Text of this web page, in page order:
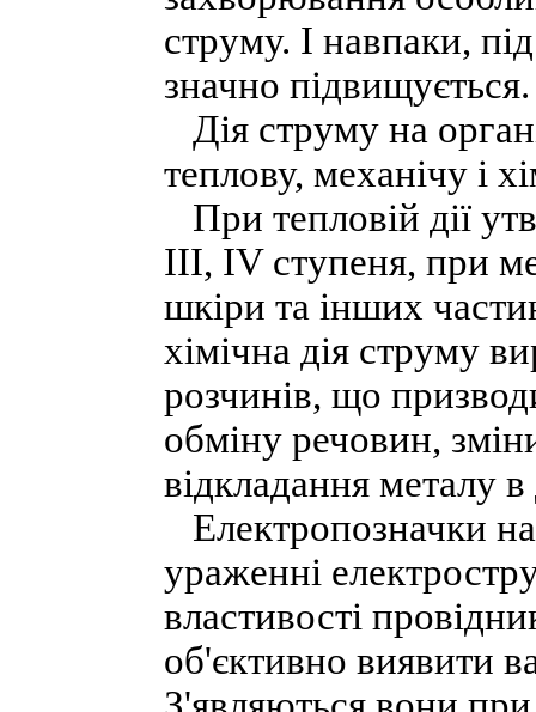
струму. І навпаки,
значно
Дія струму на
теплову, механічу і
При тепловій дії
ІІІ, IV ступеня, при
шкіри та інших
хімічна дія струму
розчинів, що
обміну речовин,
відкладання металу
Електропозначки
ураженні
властивості
об'єктивно виявити